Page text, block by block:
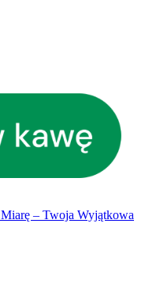
– Twoja Wyjątkowa